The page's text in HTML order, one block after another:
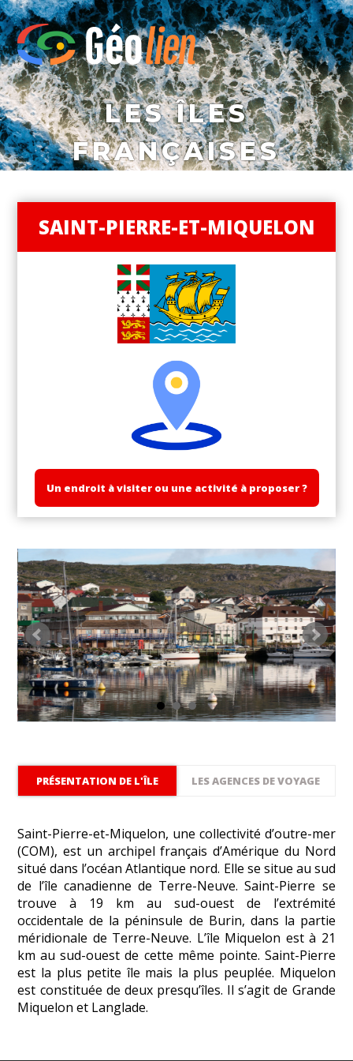
LES ÎLES
FRANÇAISES
SAINT-PIERRE-ET-MIQUELON
Un endroit à visiter ou une activité à proposer ?
PRÉSENTATION DE L'ÎLE LES AGENCES DE VOYAGE
Saint-Pierre-et-Miquelon, une collectivité d’outre-mer
(COM), est un archipel français d’Amérique du Nord
situé dans l’océan Atlantique nord. Elle se situe au sud
de l’île canadienne de Terre-Neuve. Saint-Pierre se
trouve à 19 km au sud-ouest de l’extrémité
occidentale de la péninsule de Burin, dans la partie
méridionale de Terre-Neuve. L’île Miquelon est à 21
km au sud-ouest de cette même pointe. Saint-Pierre
est la plus petite île mais la plus peuplée. Miquelon
est constituée de deux presqu’îles. Il s’agit de Grande
Miquelon et Langlade.